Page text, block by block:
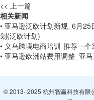
<< 上一篇
相关新闻
• 亚马逊泛欧计划新规_6月
划(泛欧计划)
• 义乌跨境电商培训-推荐一
• 亚马逊欧洲站费用调整_亚
© 2013- 2025 杭州智赢科技有限